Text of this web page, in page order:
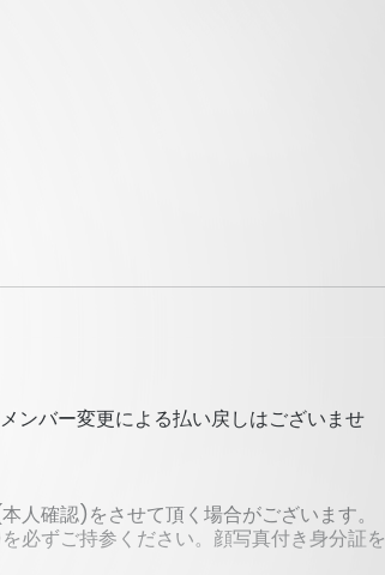
ンバー変更による払い戻しはございませ
人確認)をさせて頂く場合がございます。
必ずご持参ください。顔写真付き身分証を